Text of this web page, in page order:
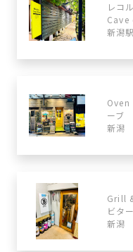
レコ
Cave
新潟駅
Oven
ーブ
新潟
Grill
ビター
新潟